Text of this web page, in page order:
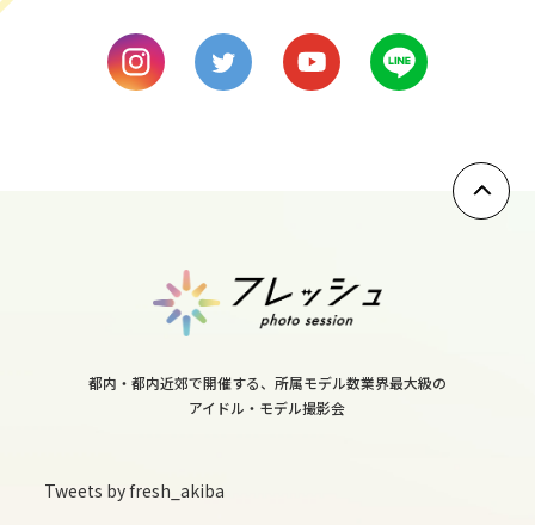
9
13
sun
都内・都内近郊で開催する、所属モデル数業界最大級の
アイドル・モデル撮影会
Tweets by fresh_akiba